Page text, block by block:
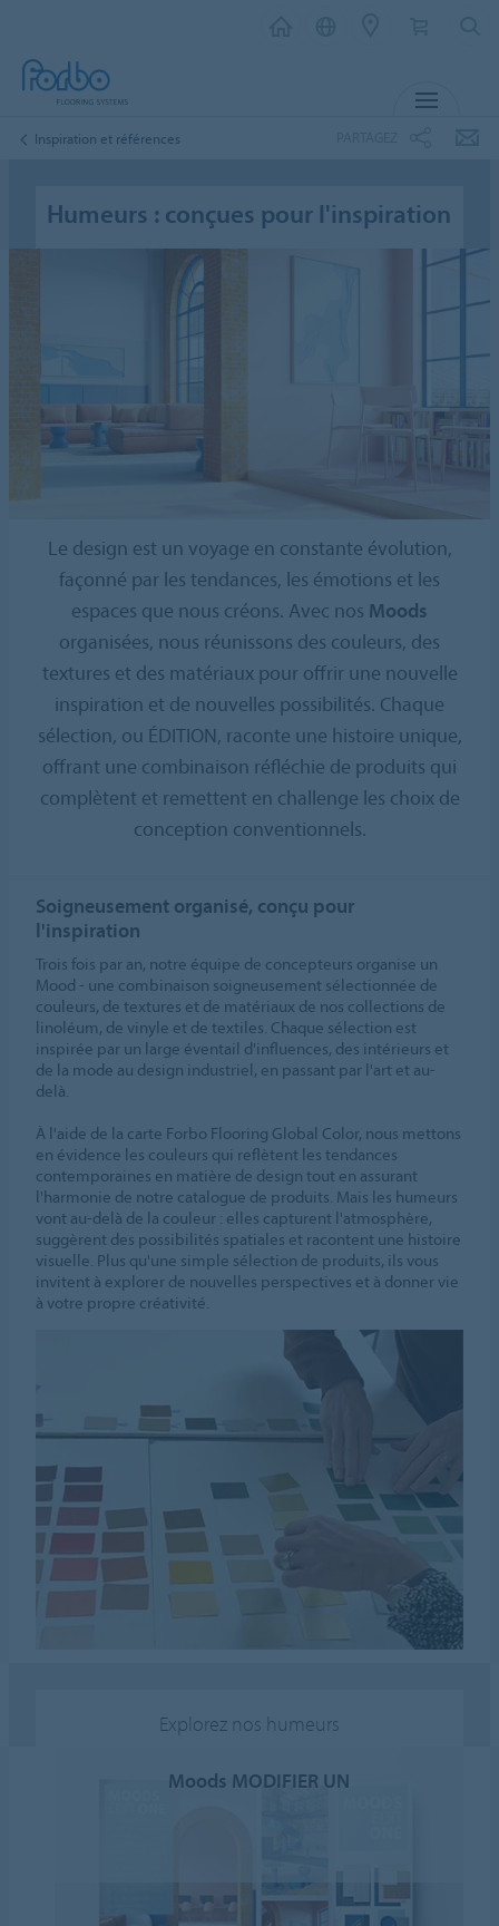
Inspiration et références
Humeurs : conçues pour l'inspiration
Le design est un voyage en constante évolution,
façonné par les tendances, les émotions et les
espaces que nous créons. Avec nos Moods
organisées, nous réunissons des couleurs, des
textures et des matériaux pour offrir une nouvelle
inspiration et de nouvelles possibilités. Chaque
sélection, ou ÉDITION, raconte une histoire unique,
offrant une combinaison réfléchie de produits qui
complètent et remettent en challenge les choix de
conception conventionnels.
Soigneusement organisé, conçu pour
l'inspiration
Trois fois par an, notre équipe de concepteurs organise un
Mood - une combinaison soigneusement sélectionnée de
couleurs, de textures et de matériaux de nos collections de
linoléum, de vinyle et de textiles. Chaque sélection est
inspirée par un large éventail d'influences, des intérieurs et
de la mode au design industriel, en passant par l'art et au-
delà.
À l'aide de la carte Forbo Flooring Global Color, nous mettons
en évidence les couleurs qui reflètent les tendances
contemporaines en matière de design tout en assurant
l'harmonie de notre catalogue de produits. Mais les humeurs
vont au-delà de la couleur : elles capturent l'atmosphère,
suggèrent des possibilités spatiales et racontent une histoire
visuelle. Plus qu'une simple sélection de produits, ils vous
invitent à explorer de nouvelles perspectives et à donner vie
à votre propre créativité.
Explorez nos humeurs
Moods MODIFIER UN